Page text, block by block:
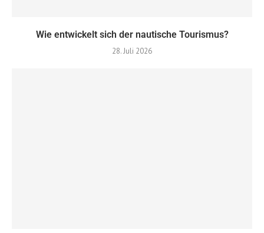
Wie entwickelt sich der nautische Tourismus?
28. Juli 2026